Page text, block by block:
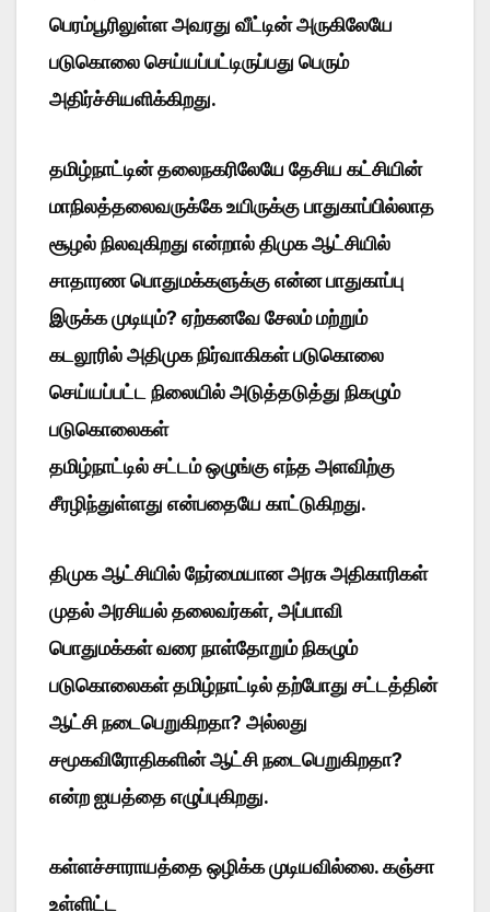
பெரம்பூரிலுள்ள அவரது வீட்டின் அருகிலேயே
படுகொலை செய்யப்பட்டிருப்பது பெரும்
அதிர்ச்சியளிக்கிறது.
தமிழ்நாட்டின் தலைநகரிலேயே தேசிய கட்சியின்
மாநிலத்தலைவருக்கே உயிருக்கு பாதுகாப்பில்லாத
சூழல் நிலவுகிறது என்றால் திமுக ஆட்சியில்
சாதாரண பொதுமக்களுக்கு என்ன பாதுகாப்பு
இருக்க முடியும்? ஏற்கனவே சேலம் மற்றும்
கடலூரில் அதிமுக நிர்வாகிகள் படுகொலை
செய்யப்பட்ட நிலையில் அடுத்தடுத்து நிகழும்
படுகொலைகள்
தமிழ்நாட்டில் சட்டம் ஒழுங்கு எந்த அளவிற்கு
சீரழிந்துள்ளது என்பதையே காட்டுகிறது.
திமுக ஆட்சியில் நேர்மையான அரசு அதிகாரிகள்
முதல் அரசியல் தலைவர்கள், அப்பாவி
பொதுமக்கள் வரை நாள்தோறும் நிகழும்
படுகொலைகள் தமிழ்நாட்டில் தற்போது சட்டத்தின்
ஆட்சி நடைபெறுகிறதா? அல்லது
சமூகவிரோதிகளின் ஆட்சி நடைபெறுகிறதா?
என்ற ஐயத்தை எழுப்புகிறது.
கள்ளச்சாராயத்தை ஒழிக்க முடியவில்லை. கஞ்சா
உள்ளிட்ட